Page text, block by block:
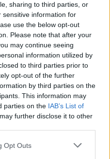
sharing to third parties, or
sensitive information for
use the below opt-out
Please note that after your
may continue seeing
information utilized by
to third parties prior to
opt-out of the further
by third parties on the
This information may
parties on the IAB’s List of
further disclose it to other
uses one or more Google
Opt Outs
χαμογέλασε
απ' τους
για τον τίτλο στηLa
ότι είναι μια
ομάδες στο
η τρίτη
δύσκολα στους
αλλά δεν
δύσκολα η
με διπλό από το